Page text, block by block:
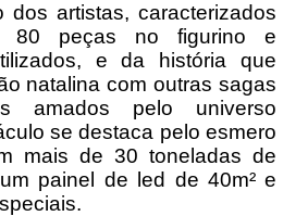
dos artistas, caracterizados
80 peças no figurino e
e da história que
natalina com outras sagas
amados pelo universo
se destaca pelo esmero
mais de 30 toneladas de
painel de led de 40m² e